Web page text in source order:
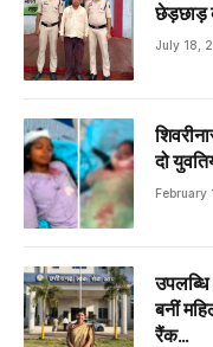
छेड़छाड़
July 18,
दो
February
उपलब्धि
बनीं
रैंक…